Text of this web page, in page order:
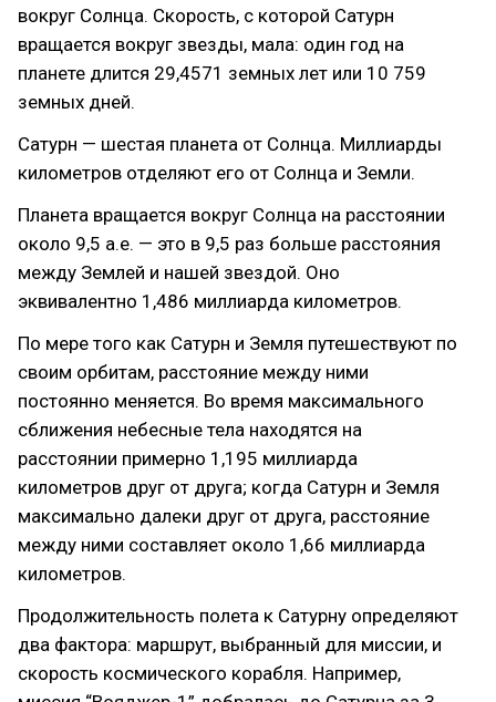
вокруг Солнца. Скорость, с которой Сатурн
вращается вокруг звезды, мала: один год на
планете длится 29,4571 земных лет или 10 759
земных дней.
Сатурн — шестая планета от Солнца. Миллиарды
километров отделяют его от Солнца и Земли.
Планета вращается вокруг Солнца на расстоянии
около 9,5 а.е. — это в 9,5 раз больше расстояния
между Землей и нашей звездой. Оно
эквивалентно 1,486 миллиарда километров.
По мере того как Сатурн и Земля путешествуют по
своим орбитам, расстояние между ними
постоянно меняется. Во время максимального
сближения небесные тела находятся на
расстоянии примерно 1,195 миллиарда
километров друг от друга; когда Сатурн и Земля
максимально далеки друг от друга, расстояние
между ними составляет около 1,66 миллиарда
километров.
Продолжительность полета к Сатурну определяют
два фактора: маршрут, выбранный для миссии, и
скорость космического корабля. Например,